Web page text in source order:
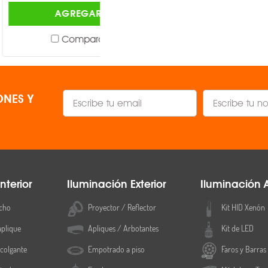
500 gr
3 Años
Y
Iluminación Exterior
Proyector / Reflector
Apliques / Arbotantes
Empotrado a piso
Iluminación
Kit HID Xenón
Kit de LED
Faros y Barras